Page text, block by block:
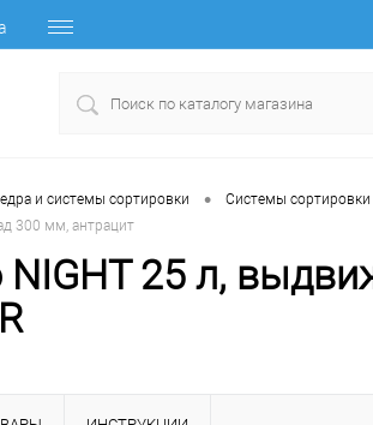
и системы сортировки •
Системы
300 мм, антрацит
NIGHT 25 л,